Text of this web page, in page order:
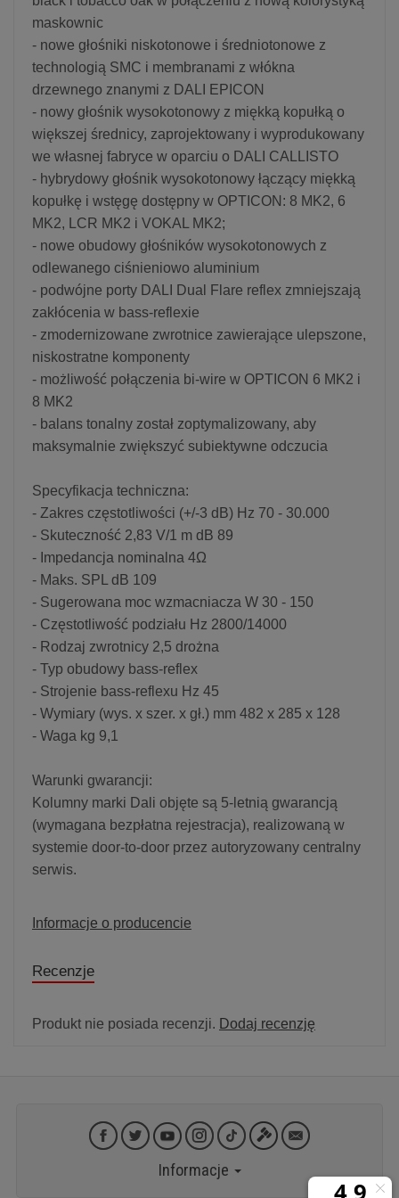
maskownic
- nowe głośniki niskotonowe i średniotonowe z
technologią SMC i membranami z włókna
drzewnego znanymi z DALI EPICON
- nowy głośnik wysokotonowy z miękką kopułką o
większej średnicy, zaprojektowany i wyprodukowany
we własnej fabryce w oparciu o DALI CALLISTO
- hybrydowy głośnik wysokotonowy łączący miękką
kopułkę i wstęgę dostępny w OPTICON: 8 MK2, 6
MK2, LCR MK2 i VOKAL MK2;
- nowe obudowy głośników wysokotonowych z
odlewanego ciśnieniowo aluminium
- podwójne porty DALI Dual Flare reflex zmniejszają
zakłócenia w bass-reflexie
- zmodernizowane zwrotnice zawierające ulepszone,
niskostratne komponenty
- możliwość połączenia bi-wire w OPTICON 6 MK2 i
8 MK2
- balans tonalny został zoptymalizowany, aby
maksymalnie zwiększyć subiektywne odczucia
Specyfikacja techniczna:
- Zakres częstotliwości (+/-3 dB) Hz 70 - 30.000
- Skuteczność 2,83 V/1 m dB 89
- Impedancja nominalna 4Ω
- Maks. SPL dB 109
- Sugerowana moc wzmacniacza W 30 - 150
- Częstotliwość podziału Hz 2800/14000
- Rodzaj zwrotnicy 2,5 drożna
- Typ obudowy bass-reflex
- Strojenie bass-reflexu Hz 45
- Wymiary (wys. x szer. x gł.) mm 482 x 285 x 128
- Waga kg 9,1
Warunki gwarancji:
Kolumny marki Dali objęte są 5-letnią gwarancją
(wymagana bezpłatna rejestracja), realizowaną w
systemie door-to-door przez autoryzowany centralny
serwis.
Informacje o producencie
Recenzje
Produkt nie posiada recenzji. Dodaj recenzję
Informacje